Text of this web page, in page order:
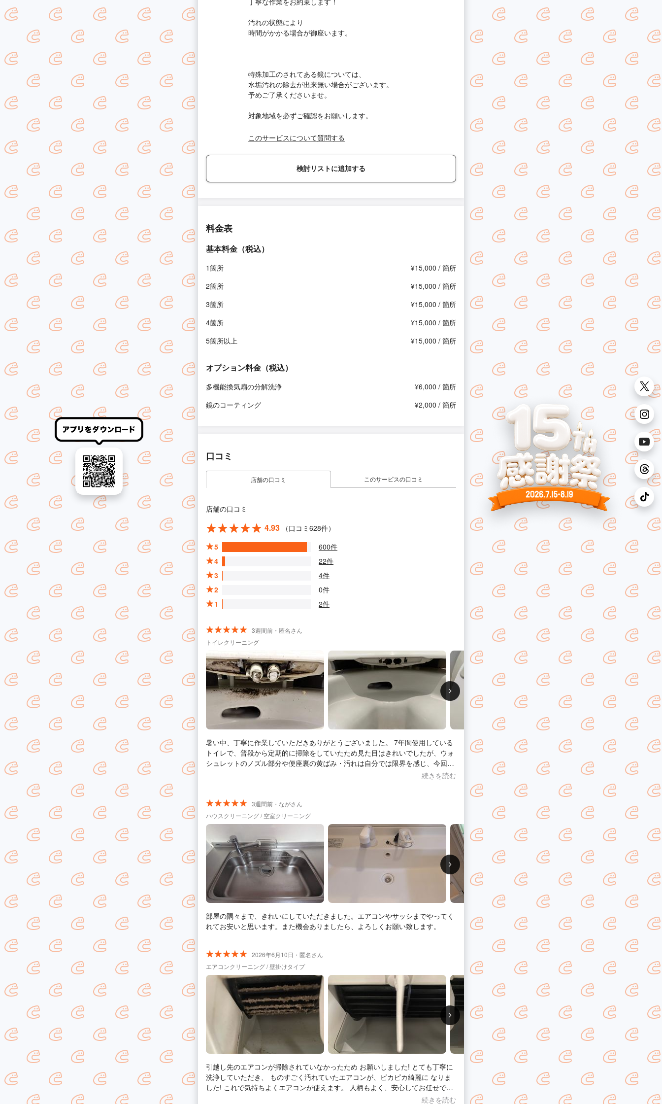
汚れの状態により
時間がかかる場合が御座います。
特殊加工のされてある鏡については、
水垢汚れの除去が出来無い場合がございます。
予めご了承くださいませ。
対象地域を必ずご確認をお願いします。
このサービスについて質問する
検討リストに追加する
料金表
基本料金（税込）
1箇所
¥15,000 / 箇所
2箇所
¥15,000 / 箇所
3箇所
¥15,000 / 箇所
4箇所
¥15,000 / 箇所
5箇所以上
¥15,000 / 箇所
オプション料金（税込）
多機能換気扇の分解洗浄
¥6,000 / 箇所
鏡のコーティング
¥2,000 / 箇所
口コミ
店舗の口コミ このサービスの口コミ
店舗の口コミ
4.93
（口コミ628件）
5
600件
4
22件
3
4件
2
0件
1
2件
3週間前・匿名さん
トイレクリーニング
暑い中、丁寧に作業していただきありがとうございました。 7年間使用している
トイレで、普段から定期的に掃除をしていたため見た目はきれいでしたが、ウォ
シュレットのノズル部分や便座裏の黄ばみ・汚れは自分では限界を感じ、今回お
り、とても満足しています。 料金も8,500円と良心的で、この作業内容を考える
ととてもコストパフォーマンスが高いと感じました。 また、ATO後払いについて
も分かりやすく説明していただき、安心して利用することができました。 気にな
り始めたら、またぜひお願いしたいと思います。本当にありがとうございまし
た。
続きを読む
3週間前・ながさん
ハウスクリーニング / 空室クリーニング
部屋の隅々まで、きれいにしていただきました。エアコンやサッシまでやってく
れてお安いと思います。また機会ありましたら、よろしくお願い致します。
2026年6月10日・匿名さん
エアコンクリーニング / 壁掛けタイプ
引越し先のエアコンが掃除されていなかったため お願いしました! とても丁寧に
洗浄していただき、 ものすごく汚れていたエアコンが、ピカピカ綺麗に なりま
した! これで気持ちよくエアコンが使えます。 人柄もよく、安心してお任せでき
続きを読む